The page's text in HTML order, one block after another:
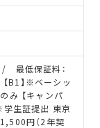
/ 最低保証料：
】※ベーシッ
み 【キャンパ
生証提出 東京
円（2年契